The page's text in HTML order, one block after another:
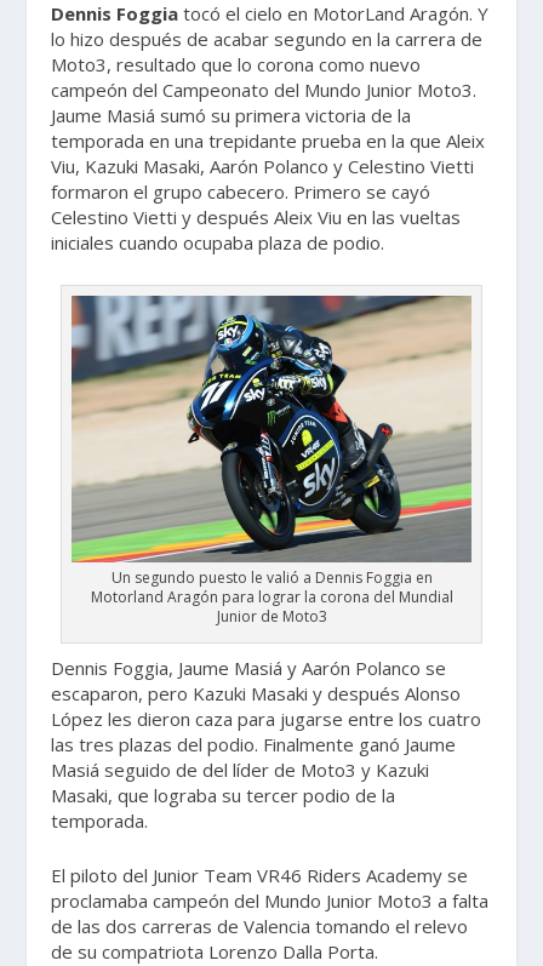
Dennis Foggia tocó el cielo en MotorLand Aragón. Y
lo hizo después de acabar segundo en la carrera de
Moto3, resultado que lo corona como nuevo
campeón del Campeonato del Mundo Junior Moto3.
Jaume Masiá sumó su primera victoria de la
temporada en una trepidante prueba en la que Aleix
Viu, Kazuki Masaki, Aarón Polanco y Celestino Vietti
formaron el grupo cabecero. Primero se cayó
Celestino Vietti y después Aleix Viu en las vueltas
iniciales cuando ocupaba plaza de podio.
Un segundo puesto le valió a Dennis Foggia en
Motorland Aragón para lograr la corona del Mundial
Junior de Moto3
Dennis Foggia, Jaume Masiá y Aarón Polanco se
escaparon, pero Kazuki Masaki y después Alonso
López les dieron caza para jugarse entre los cuatro
las tres plazas del podio. Finalmente ganó Jaume
Masiá seguido de del líder de Moto3 y Kazuki
Masaki, que lograba su tercer podio de la
temporada.
El piloto del Junior Team VR46 Riders Academy se
proclamaba campeón del Mundo Junior Moto3 a falta
de las dos carreras de Valencia tomando el relevo
de su compatriota Lorenzo Dalla Porta.